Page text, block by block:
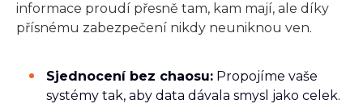
informace proudí přesně tam, kam mají, ale díky
přísnému zabezpečení nikdy neuniknou ven.
Sjednocení bez chaosu: Propojíme vaše
systémy tak, aby data dávala smysl jako celek.